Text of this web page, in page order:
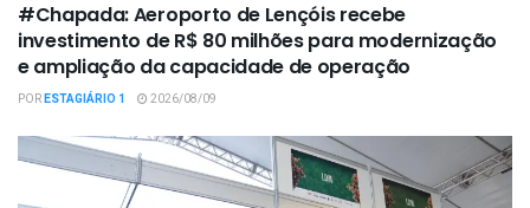
#Chapada: Aeroporto de Lençóis recebe
investimento de R$ 80 milhões para modernização
e ampliação da capacidade de operação
PORESTAGIÁRIO 1 2026/08/09